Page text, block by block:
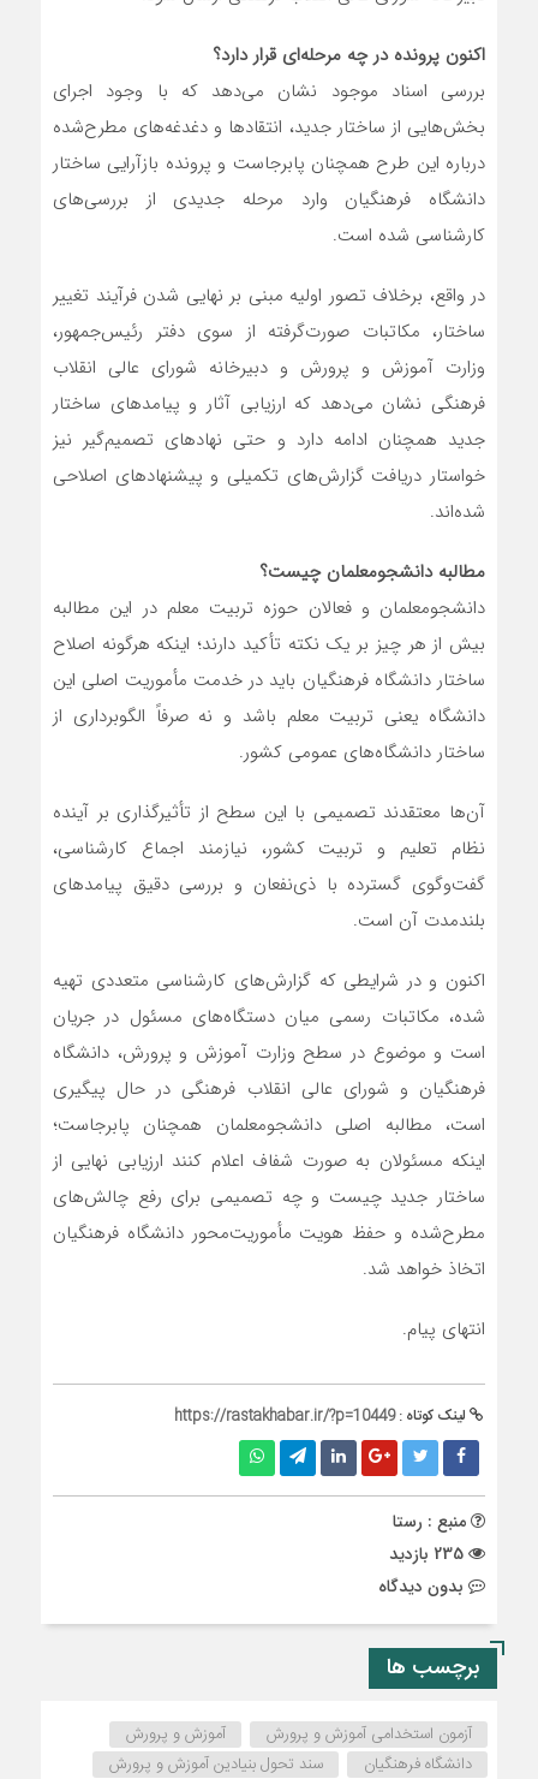
اکنون پرونده در چه مرحله‌ای قرار دارد؟
بررسی اسناد موجود نشان می‌دهد که با وجود اجرای
بخش‌هایی از ساختار جدید، انتقادها و دغدغه‌های مطرح‌شده
درباره این طرح همچنان پابرجاست و پرونده بازآرایی ساختار
دانشگاه فرهنگیان وارد مرحله جدیدی از بررسی‌های
کارشناسی شده است.
در واقع، برخلاف تصور اولیه مبنی بر نهایی شدن فرآیند تغییر
ساختار، مکاتبات صورت‌گرفته از سوی دفتر رئیس‌جمهور،
وزارت آموزش و پرورش و دبیرخانه شورای عالی انقلاب
فرهنگی نشان می‌دهد که ارزیابی آثار و پیامدهای ساختار
جدید همچنان ادامه دارد و حتی نهادهای تصمیم‌گیر نیز
خواستار دریافت گزارش‌های تکمیلی و پیشنهادهای اصلاحی
شده‌اند.
مطالبه دانشجومعلمان چیست؟
دانشجومعلمان و فعالان حوزه تربیت معلم در این مطالبه
بیش از هر چیز بر یک نکته تأکید دارند؛ اینکه هرگونه اصلاح
ساختار دانشگاه فرهنگیان باید در خدمت مأموریت اصلی این
دانشگاه یعنی تربیت معلم باشد و نه صرفاً الگوبرداری از
ساختار دانشگاه‌های عمومی کشور.
آن‌ها معتقدند تصمیمی با این سطح از تأثیرگذاری بر آینده
نظام تعلیم و تربیت کشور، نیازمند اجماع کارشناسی،
گفت‌وگوی گسترده با ذی‌نفعان و بررسی دقیق پیامدهای
بلندمدت آن است.
اکنون و در شرایطی که گزارش‌های کارشناسی متعددی تهیه
شده، مکاتبات رسمی میان دستگاه‌های مسئول در جریان
است و موضوع در سطح وزارت آموزش و پرورش، دانشگاه
فرهنگیان و شورای عالی انقلاب فرهنگی در حال پیگیری
است، مطالبه اصلی دانشجومعلمان همچنان پابرجاست؛
اینکه مسئولان به صورت شفاف اعلام کنند ارزیابی نهایی از
ساختار جدید چیست و چه تصمیمی برای رفع چالش‌های
مطرح‌شده و حفظ هویت مأموریت‌محور دانشگاه فرهنگیان
اتخاذ خواهد شد.
انتهای پیام.
لینک کوتاه :https://rastakhabar.ir/?p=10449
منبع : رستا
بدون دیدگاه
برچسب ها
آزمون استخدامی آموزش و پرورش
آموزش و پرورش
دانشگاه فرهنگیان
سند تحول بنیادین آموزش و پرورش